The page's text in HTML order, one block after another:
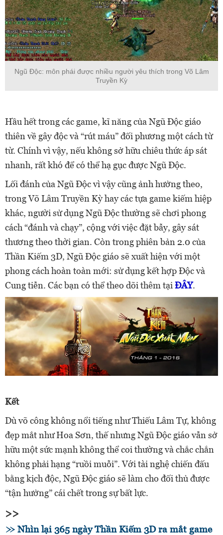
Ngũ Độc: môn phái được nhiều người yêu thích trong Võ Lâm
Truyền Kỳ
Hầu hết trong các game, kĩ năng của Ngũ Độc giáo
thiên về gây độc và “rút máu” đối phương một cách từ
từ. Chính vì vậy, nếu không sở hữu chiêu thức áp sát
nhanh, rất khó để có thể hạ gục được Ngũ Độc.
Lối đánh của Ngũ Độc vì vậy cũng ảnh hưởng theo,
trong Võ Lâm Truyền Kỳ hay các tựa game kiếm hiệp
khác, người sử dụng Ngũ Độc thường sẽ chơi phong
cách “đánh và chạy”, cộng với việc đặt bẫy, gây sát
thương theo thời gian. Còn trong phiên bản 2.0 của
Thần Kiếm 3D, Ngũ Độc giáo sẽ xuất hiện với một
phong cách hoàn toàn mới: sử dụng kết hợp Độc và
Cung tiễn. Các bạn có thể theo dõi thêm tại ĐÂY.
Kết
Dù võ công không nổi tiếng như Thiếu Lâm Tự, không
đẹp mắt như Hoa Sơn, thế nhưng Ngũ Độc giáo vẫn sở
hữu một sức mạnh không thể coi thường và chắc chắn
không phải hạng “ruồi muỗi”. Với tài nghệ chiến đấu
bằng kịch độc, Ngũ Độc giáo sẽ làm cho đối thủ được
“tận hưởng” cái chết trong sự bất lực.
>>
Nhìn lại 365 ngày Thần Kiếm 3D ra mắt game